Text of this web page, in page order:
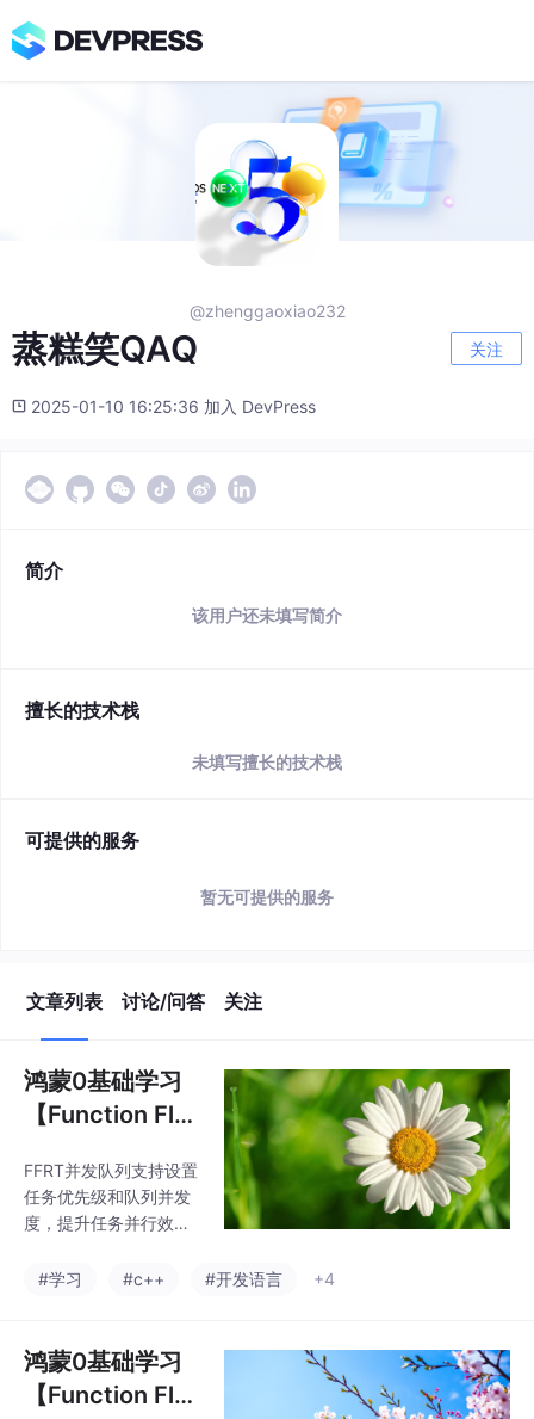
@zhenggaoxiao232
蒸糕笑QAQ 关注
2025-01-10 16:25:36 加入 DevPress
简介
该用户还未填写简介
擅长的技术栈
未填写擅长的技术栈
可提供的服务
暂无可提供的服务
文章列表 讨论/问答 关注
鸿蒙0基础学习
【Function Flo
队列(C++)】任
务并发调度
FFRT并发队列支持设置
任务优先级和队列并发
度，提升任务并行效
时执行的任务数量，避
务优先执行。文章以银
行服务系统为例，通过F
FRT实现VIP客户优先服
#学习 #c++ #开发语言 +4
鸿蒙0基础学习
【Function Flo